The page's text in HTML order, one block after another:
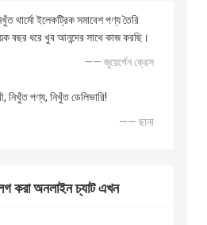
থার্মো ইলেকট্রিক সমাবেশ পণ্য তৈরি
বছর ধরে খুব আনন্দের সাথে কাজ করছি।
—— জুয়ের্গেন ক্রেস
নিখুঁত পণ্য, নিখুঁত ডেলিভারি!
—— ছানা
করা অনলাইন চ্যাট এখন